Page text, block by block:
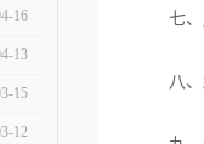
16
13
15
12
七、用
八、超